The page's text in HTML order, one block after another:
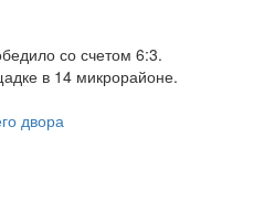
со счетом 6:3.
в 14 микрорайоне.
двора